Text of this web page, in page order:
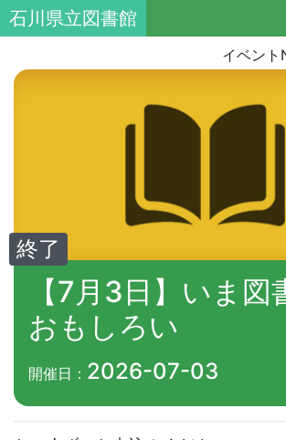
石川県立図書館
イベン
【7月3日】いま図
おもしろい
終了
開催日： 2026-07-03